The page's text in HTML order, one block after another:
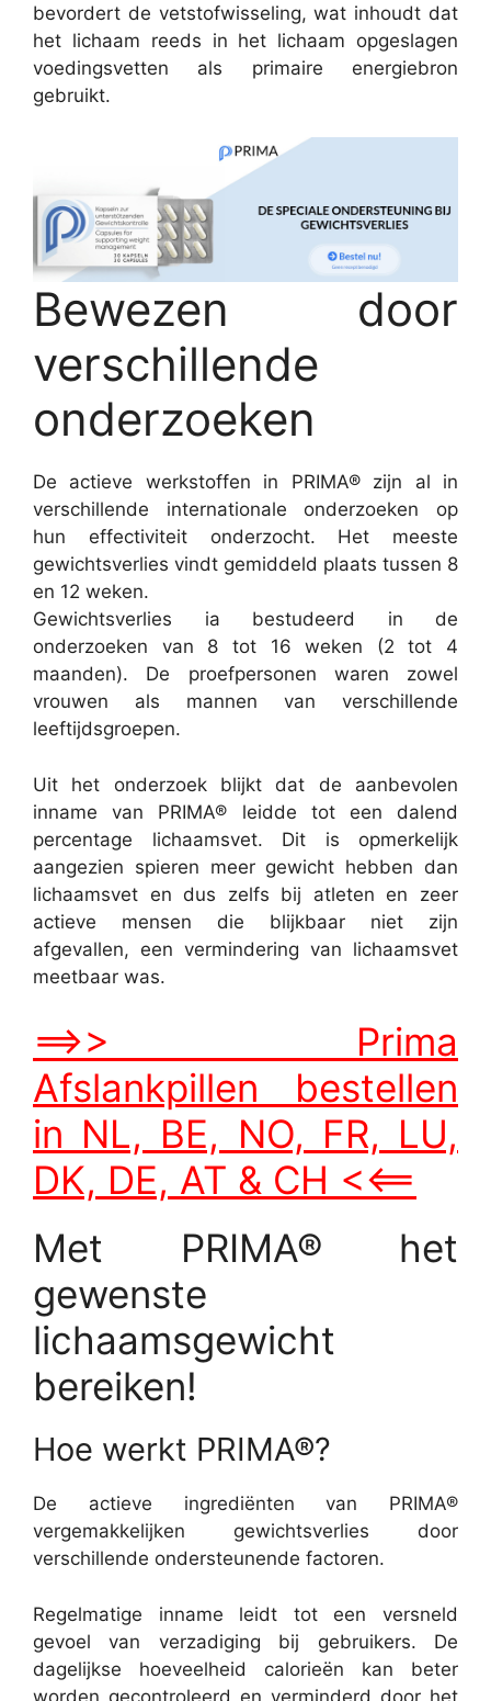
bevordert de vetstofwisseling, wat inhoudt dat
het lichaam reeds in het lichaam opgeslagen
voedingsvetten als primaire energiebron
gebruikt.
Bewezen door
verschillende
onderzoeken
De actieve werkstoffen in PRIMA® zijn al in
verschillende internationale onderzoeken op
hun effectiviteit onderzocht. Het meeste
gewichtsverlies vindt gemiddeld plaats tussen 8
en 12 weken.
Gewichtsverlies ia bestudeerd in de
onderzoeken van 8 tot 16 weken (2 tot 4
maanden). De proefpersonen waren zowel
vrouwen als mannen van verschillende
leeftijdsgroepen.
Uit het onderzoek blijkt dat de aanbevolen
inname van PRIMA® leidde tot een dalend
percentage lichaamsvet. Dit is opmerkelijk
aangezien spieren meer gewicht hebben dan
lichaamsvet en dus zelfs bij atleten en zeer
actieve mensen die blijkbaar niet zijn
afgevallen, een vermindering van lichaamsvet
meetbaar was.
==>> Prima
Afslankpillen bestellen
in NL, BE, NO, FR, LU,
DK, DE, AT & CH <<==
Met PRIMA® het
gewenste
lichaamsgewicht
bereiken!
Hoe werkt PRIMA®?
De actieve ingrediënten van PRIMA®
vergemakkelijken gewichtsverlies door
verschillende ondersteunende factoren.
Regelmatige inname leidt tot een versneld
gevoel van verzadiging bij gebruikers. De
dagelijkse hoeveelheid calorieën kan beter
worden gecontroleerd en verminderd door het